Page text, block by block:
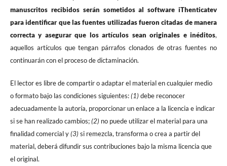
manuscritos recibidos serán sometidos al software iThenticatev
para identificar que las fuentes utilizadas fueron citadas de manera
correcta y asegurar que los artículos sean originales e inéditos,
aquellos artículos que tengan párrafos clonados de otras fuentes no
continuarán con el proceso de dictaminación.
El lector es libre de compartir o adaptar el material en cualquier medio
o formato bajo las condiciones siguientes:(1) debe reconocer
adecuadamente la autoría, proporcionar un enlace a la licencia e indicar
si se han realizado cambios;(2) no puede utilizar el material para una
finalidad comercial y(3) si remezcla, transforma o crea a partir del
material, deberá difundir sus contribuciones bajo la misma licencia que
el original.